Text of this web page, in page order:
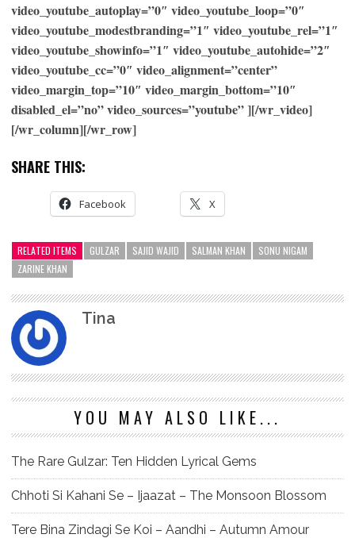
video_youtube_autoplay=”0″ video_youtube_loop=”0″
video_youtube_modestbranding=”1″ video_youtube_rel=”1″
video_youtube_showinfo=”1″ video_youtube_autohide=”2″
video_youtube_cc=”0″ video_alignment=”center”
video_margin_top=”10″ video_margin_bottom=”10″
disabled_el=”no” video_sources=”youtube” ][/wr_video]
[/wr_column][/wr_row]
SHARE THIS:
Facebook X
RELATED ITEMS GULZAR SAJID WAJID SALMAN KHAN
SONU NIGAM
ZARINE KHAN
Tina
YOU MAY ALSO LIKE...
The Rare Gulzar: Ten Hidden Lyrical Gems
Chhoti Si Kahani Se – Ijaazat – The Monsoon Blossom
Tere Bina Zindagi Se Koi – Aandhi – Autumn Amour